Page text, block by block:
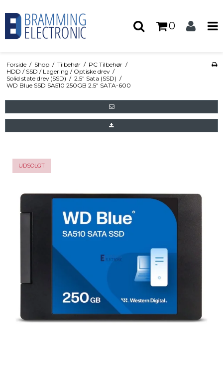
0
Forside / Shop / Tilbehør / PC Tilbehør /
HDD / SSD / Lagering / Optiske drev /
Solid state drev (SSD) / 2.5" Sata (SSD) /
WD Blue SSD SA510 250GB 2.5" SATA-600
UDSOLGT